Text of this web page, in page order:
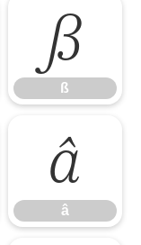
ß
ß
â
â